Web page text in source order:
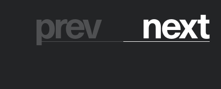
prev next